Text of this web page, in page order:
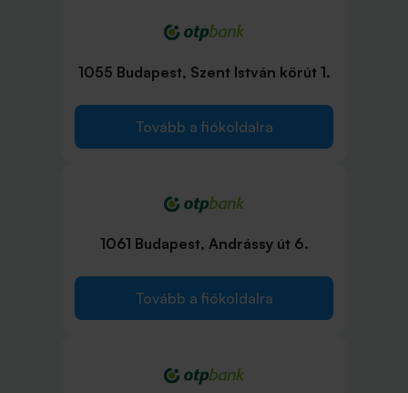
1055 Budapest, Szent István körút 1.
Tovább a fiókoldalra
1061 Budapest, Andrássy út 6.
Tovább a fiókoldalra